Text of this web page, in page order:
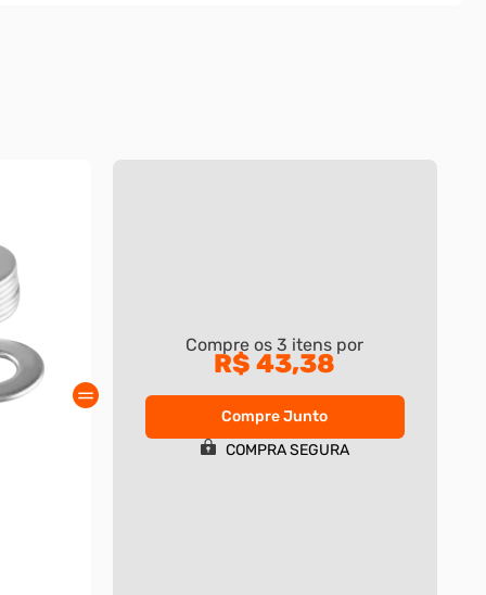
Compre os3 itens por
R$ 43,38
Compre Junto
COMPRA SEGURA